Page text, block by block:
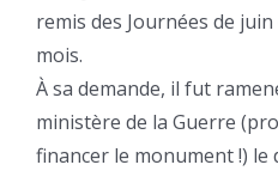
remis des Journées de juin
mois.
À sa demande, il fut
ministère de la Guerre
financer le monument !) le